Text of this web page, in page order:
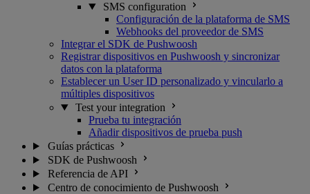
SMS configuration
Configuración de la plataforma de SMS
Webhooks del proveedor de SMS
Integrar el SDK de Pushwoosh
Registrar dispositivos en Pushwoosh y sincronizar
datos con la plataforma
Establecer un User ID personalizado y vincularlo a
múltiples dispositivos
Test your integration
Prueba tu integración
Añadir dispositivos de prueba push
Guías prácticas
SDK de Pushwoosh
Referencia de API
Centro de conocimiento de Pushwoosh